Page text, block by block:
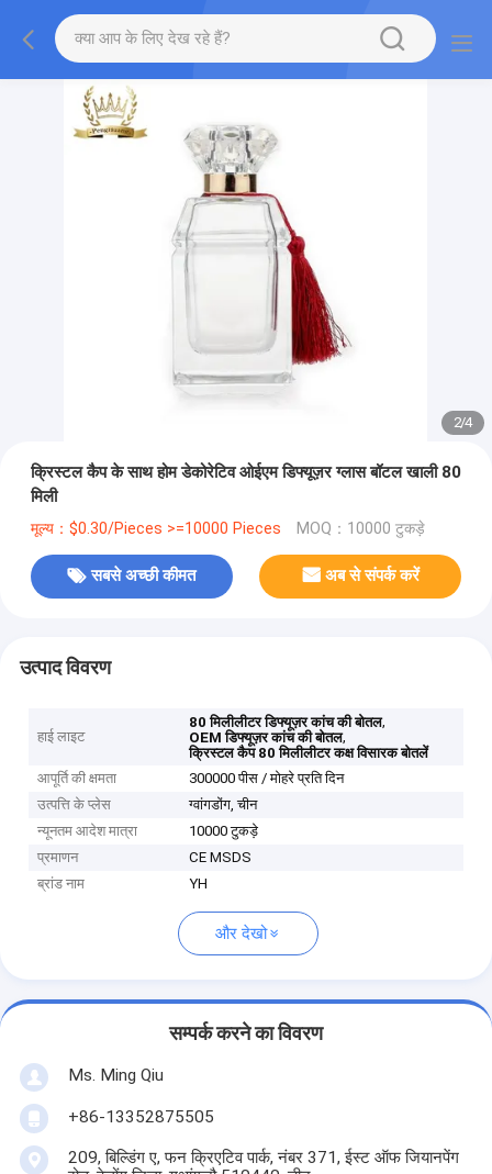
2/4
क्रिस्टल कैप के साथ होम डेकोरेटिव ओईएम डिफ्यूज़र ग्लास बॉटल खाली 80
मिली
मूल्य：$0.30/Pieces >=10000 Pieces MOQ：10000 टुकड़े
सबसे अच्छी कीमत अब से संपर्क करें
उत्पाद विवरण
हाई लाइट
80 मिलीलीटर डिफ्यूज़र कांच की बोतल,
OEM डिफ्यूज़र कांच की बोतल,
क्रिस्टल कैप 80 मिलीलीटर कक्ष विसारक बोतलें
आपूर्ति की क्षमता
300000 पीस / मोहरे प्रति दिन
उत्पत्ति के प्लेस
ग्वांगडोंग, चीन
न्यूनतम आदेश मात्रा
10000 टुकड़े
प्रमाणन
CE MSDS
ब्रांड नाम
YH
और देखो
सम्पर्क करने का विवरण
Ms. Ming Qiu
+86-13352875505
209, बिल्डिंग ए, फन क्रिएटिव पार्क, नंबर 371, ईस्ट ऑफ जियानपेंग